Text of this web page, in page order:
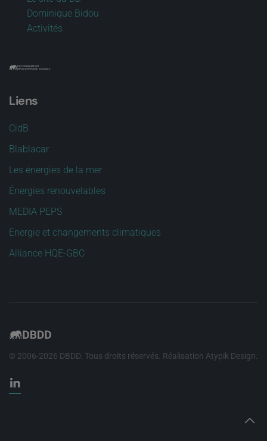
Dominique Bidou
Activités
Liens
CidB
Blablacar
Les énergies de la mer
Énergies renouvelables
MEDIA PEPS
Energie et changements climatiques
Alliance HQE-GBC
© 2006-2026 DBDD. Tous droits réservés. Réalisation Atypik Design